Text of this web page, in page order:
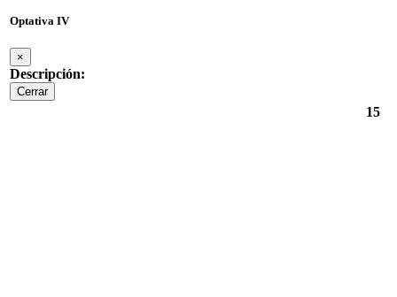
Optativa IV
×
Descripción:
Cerrar
15